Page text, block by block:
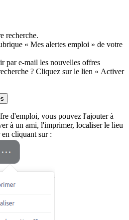
recherche.
« Mes alertes emploi » de votre
par e-mail les nouvelles offres
? Cliquez sur le lien « Activer
d'emploi, vous pouvez l'ajouter à
à un ami, l'imprimer, localiser le lieu
cliquant sur :